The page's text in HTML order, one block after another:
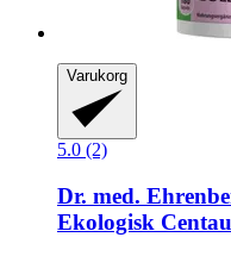
Varukorg
5.0 (2)
Dr. med.
Ekologisk